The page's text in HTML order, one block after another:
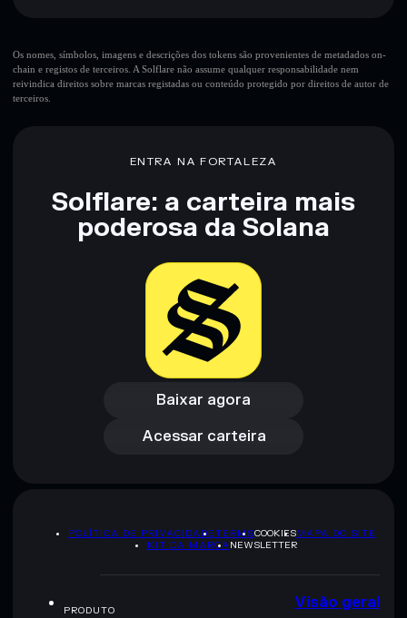
Aviso legal: Esta informação é apenas para fins educativos e
Os nomes, símbolos, imagens e descrições dos tokens são provenientes de metadados on-
chain e registos de terceiros. A Solflare não assume qualquer responsabilidade nem
reivindica direitos sobre marcas registadas ou conteúdo protegido por direitos de autor de
terceiros.
ENTRA NA FORTALEZA
Solflare: a carteira mais
poderosa da Solana
Baixar agora
Baixar agora
Acessar carteira
Acessar carteira
POLÍTICA DE PRIVACIDADETERMSCOOKIESMAPA DO SITE
KIT DA MARCA NEWSLETTER
PRODUTO Visão geral